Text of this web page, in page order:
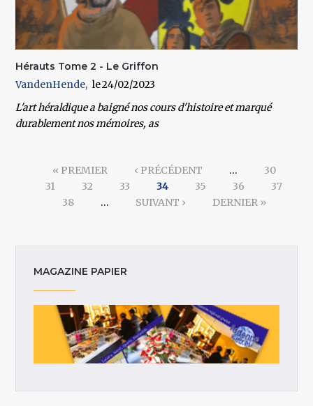
Hérauts Tome 2 - Le Griffon
VandenHende
24/02/2023
L'art héraldique a baigné nos cours d'histoire et marqué
durablement nos mémoires, as
« PREMIER ‹ PRÉCÉDENT …
30
31
32 33 34 35 36
37
38
… SUIVANT › DERNIER »
MAGAZINE PAPIER